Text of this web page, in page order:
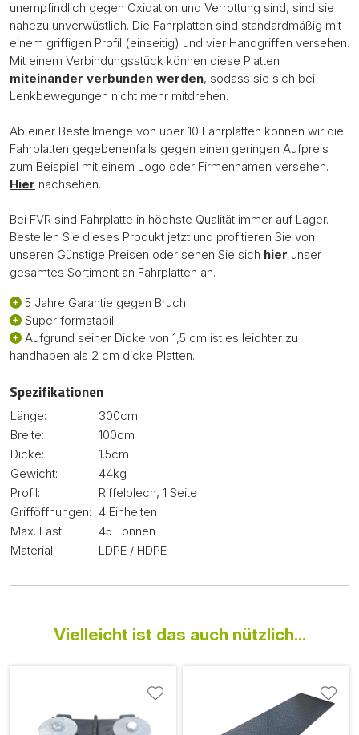
unempfindlich gegen Oxidation und Verrottung sind, sind sie
nahezu unverwüstlich. Die Fahrplatten sind standardmäßig mit
einem griffigen Profil (einseitig) und vier Handgriffen versehen.
Mit einem Verbindungsstück können diese Platten
miteinander verbunden werden, sodass sie sich bei
Lenkbewegungen nicht mehr mitdrehen.
Ab einer Bestellmenge von über 10 Fahrplatten können wir die
Fahrplatten gegebenenfalls gegen einen geringen Aufpreis
zum Beispiel mit einem Logo oder Firmennamen versehen.
Hier nachsehen.
Bei FVR sind Fahrplatte in höchste Qualität immer auf Lager.
Bestellen Sie dieses Produkt jetzt und profitieren Sie von
unseren Günstige Preisen oder sehen Sie sich hier unser
gesamtes Sortiment an Fahrplatten an.
5 Jahre Garantie gegen Bruch
Super formstabil
Aufgrund seiner Dicke von 1,5 cm ist es leichter zu
handhaben als 2 cm dicke Platten.
Spezifikationen
Länge:
300cm
Breite:
100cm
Dicke:
1.5cm
Gewicht:
44kg
Profil:
Riffelblech, 1 Seite
Grifföffnungen: 4 Einheiten
Max. Last:
45 Tonnen
Material:
LDPE / HDPE
Vielleicht ist das auch nützlich...